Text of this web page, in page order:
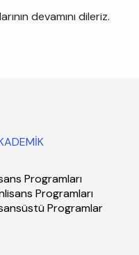
devamını dileriz.
Programları
Programları
Programlar